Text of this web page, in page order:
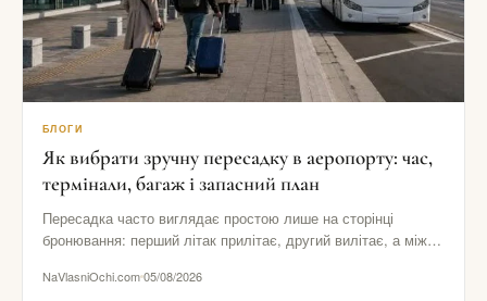
БЛОГИ
Як вибрати зручну пересадку в аеропорту: час,
термінали, багаж і запасний план
Пересадка часто виглядає простою лише на сторінці
бронювання: перший літак прилітає, другий вилітає, а між
NaVlasniOchi.com05/08/2026